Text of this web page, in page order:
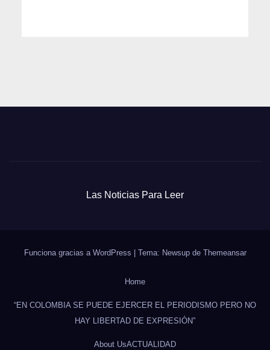
Las Noticias Para Leer
Funciona gracias a WordPress | Tema: Newsup de Themeansar
Home
“EN COLOMBIA SE PUEDE EJERCER EL PERIODISMO PERO NO
HAY LIBERTAD DE EXPRESIÓN”
About UsACTUALIDAD